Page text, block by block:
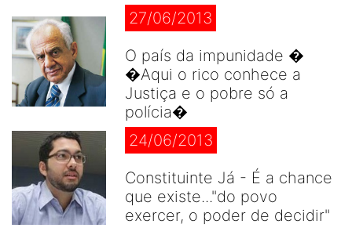
27/06/2013
O país da impunidade �
�Aqui o rico conhece a
Justiça e o pobre só a
polícia�
24/06/2013
Constituinte Já - É a chance
que existe..."do povo
exercer, o poder de decidir"